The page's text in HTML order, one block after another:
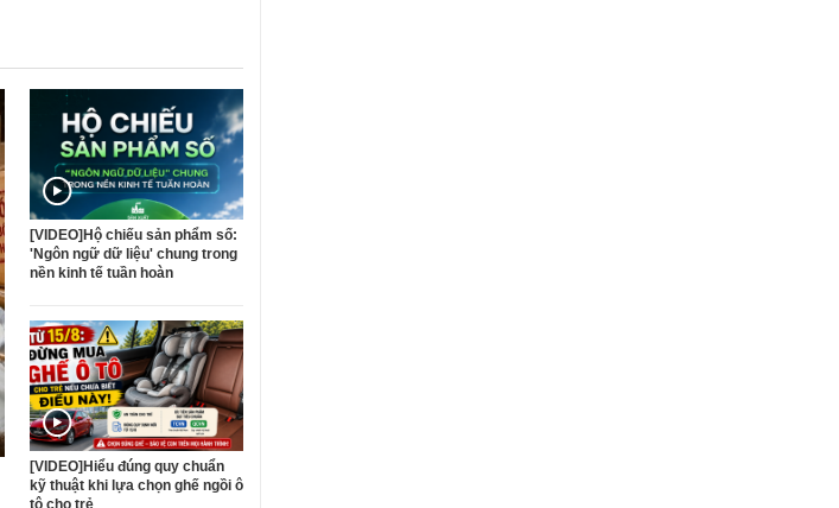
[VIDEO]Hộ chiếu sản phẩm số:
'Ngôn ngữ dữ liệu' chung trong
nền kinh tế tuần hoàn
[VIDEO]Hiểu đúng quy chuẩn
kỹ thuật khi lựa chọn ghế ngồi ô
tô cho trẻ